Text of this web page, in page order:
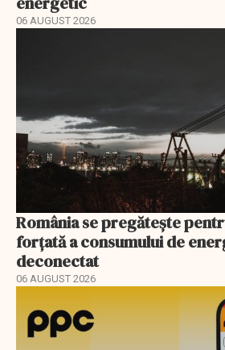
06 AUGUST 2026
România se pregătește
forțată a consumului de
deconectat
06 AUGUST 2026